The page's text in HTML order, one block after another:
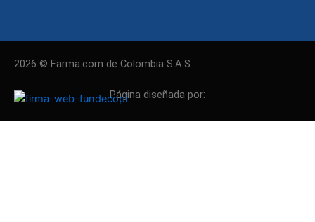
2026 © Farma.com de Colombia S.A.S.
Página diseñada por: